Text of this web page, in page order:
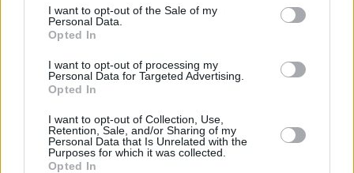
cualquier momento entrando de nuevo en este sitio web o
visitando nuestra política de privacidad.
I want to opt-out of the Sale of my
Personal Data.
Opted In
I want to opt-out of processing my
Personal Data for Targeted Advertising.
Opted In
I want to opt-out of Collection, Use,
Retention, Sale, and/or Sharing of my
Personal Data that Is Unrelated with the
Purposes for which it was collected.
Opted In